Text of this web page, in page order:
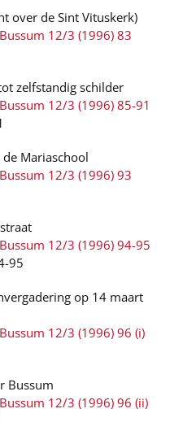
over de Sint Vituskerk)
12/3 (1996) 83
zelfstandig schilder
12/3 (1996) 85-91
Mariaschool
12/3 (1996) 93
12/3 (1996) 94-95
95
op 14 maart
12/3 (1996) 96 (i)
Bussum
12/3 (1996) 96 (ii)